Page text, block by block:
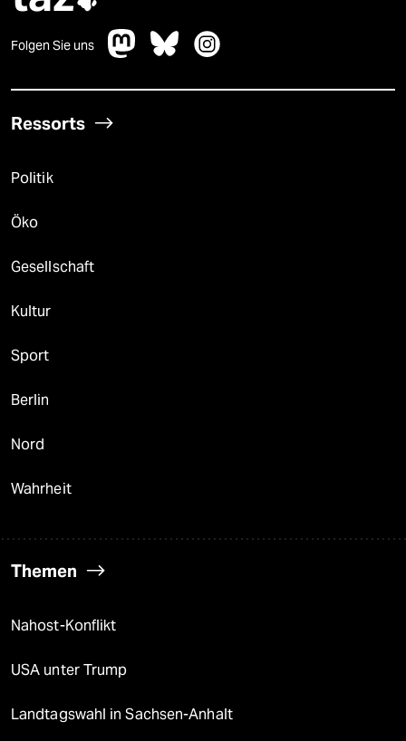
Folgen Sie uns
Ressorts
Politik
Öko
Gesellschaft
Kultur
Sport
Berlin
Nord
Wahrheit
Themen
Nahost-Konflikt
USA unter Trump
Landtagswahl in Sachsen-Anhalt